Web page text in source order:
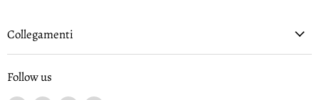
Collegamenti
Follow us